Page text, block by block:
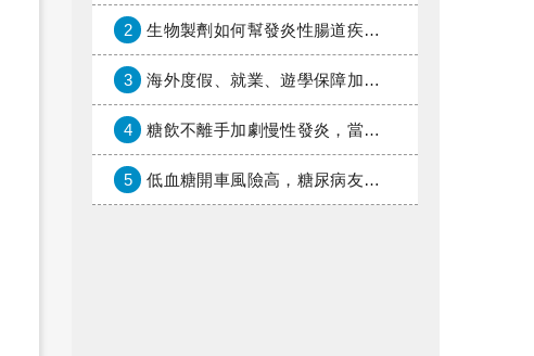
2 生物製劑如何幫發炎性腸道疾病患者抗潰瘍？治療進展與健保給付困境一次看
3 海外度假、就業、遊學保障加倍，富邦產險「一期逐夢」專案加碼遠距醫療與緊急救援
4 糖飲不離手加劇慢性發炎，當心老化與慢性病提早報到
5 低血糖開車風險高，糖尿病友上路必學的安全守則